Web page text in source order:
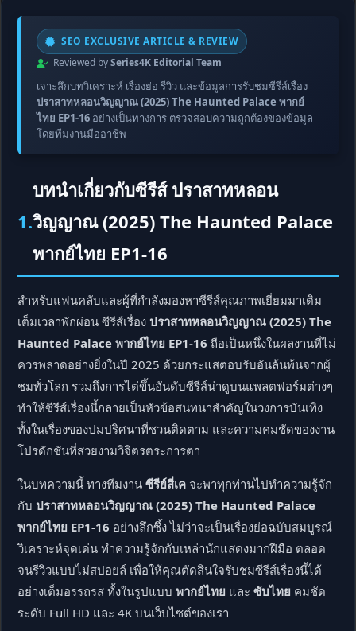
SEO EXCLUSIVE ARTICLE & REVIEW
Reviewed bySeries4K Editorial Team
เจาะลึกบทวิเคราะห์ เรื่องย่อ รีวิว และข้อมูลการรับชมซีรีส์เรื่อง
ปราสาทหลอนวิญญาณ (2025) The Haunted Palace พากย์
ไทย EP1-16 อย่างเป็นทางการ ตรวจสอบความถูกต้องของข้อมูล
โดยทีมงานมืออาชีพ
1.
บทนำเกี่ยวกับซีรีส์ ปราสาทหลอน
วิญญาณ (2025) The Haunted Palace
พากย์ไทย EP1-16
สำหรับแฟนคลับและผู้ที่กำลังมองหาซีรีส์คุณภาพเยี่ยมมาเติม
เต็มเวลาพักผ่อน ซีรีส์เรื่อง ปราสาทหลอนวิญญาณ (2025) The
Haunted Palace พากย์ไทย EP1-16 ถือเป็นหนึ่งในผลงานที่ไม่
ควรพลาดอย่างยิ่งในปี 2025 ด้วยกระแสตอบรับอันล้นพ้นจากผู้
ชมทั่วโลก รวมถึงการไต่ขึ้นอันดับซีรีส์น่าดูบนแพลตฟอร์มต่างๆ
ทำให้ซีรีส์เรื่องนี้กลายเป็นหัวข้อสนทนาสำคัญในวงการบันเทิง
ทั้งในเรื่องของปมปริศนาที่ชวนติดตาม และความคมชัดของงาน
โปรดักชันที่สวยงามวิจิตรตระการตา
ในบทความนี้ ทางทีมงาน ซีรีย์สี่เค จะพาทุกท่านไปทำความรู้จัก
กับ ปราสาทหลอนวิญญาณ (2025) The Haunted Palace
พากย์ไทย EP1-16 อย่างลึกซึ้ง ไม่ว่าจะเป็นเรื่องย่อฉบับสมบูรณ์
วิเคราะห์จุดเด่น ทำความรู้จักกับเหล่านักแสดงมากฝีมือ ตลอด
จนรีวิวแบบไม่สปอยล์ เพื่อให้คุณตัดสินใจรับชมซีรีส์เรื่องนี้ได้
อย่างเต็มอรรถรส ทั้งในรูปแบบ พากย์ไทย และ ซับไทย คมชัด
ระดับ Full HD และ 4K บนเว็บไซต์ของเรา